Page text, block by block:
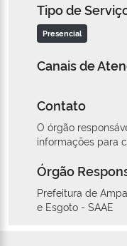
Tipo de
Presencial
Canais de
Contato
O órgão
informações para
Órgão
Prefeitura de
e Esgoto - SAAE